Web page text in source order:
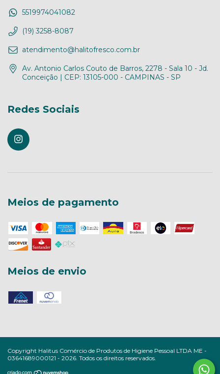
5519974041082
(19) 3258-8087
atendimento@halitofresco.com.br
Av. Antonio Carlos Couto de Barros, 2278 - Sala 10 - Jd.
Conceição | CEP: 13105-000 - CAMPINAS - SP
Redes Sociais
Meios de pagamento
Meios de envio
Copyright Halitus Comércio de Produtos de Higiene Pessoal LTDA ME -
03641689000121 - 2026. Todos os direitos reservados.